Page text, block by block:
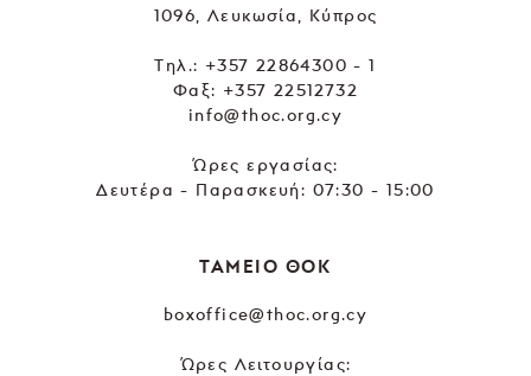
1096, Λευκωσία, Κύπρος
Tηλ.: +357 22864300 - 1
Φαξ: +357 22512732
info@thoc.org.cy
Ώρες εργασίας:
Δευτέρα - Παρασκευή: 07:30 - 15:00
ΤΑΜΕΙΟ ΘΟΚ
boxoffice@thoc.org.cy
Ώρες Λειτουργίας: